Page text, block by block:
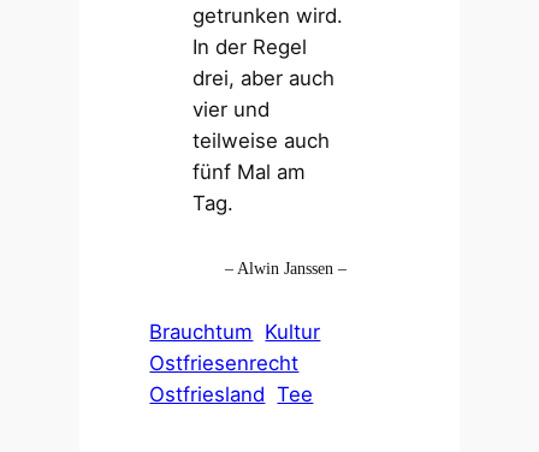
getrunken wird.
In der Regel
drei, aber auch
vier und
teilweise auch
fünf Mal am
Tag.
– Alwin Janssen –
Brauchtum Kultur
Ostfriesenrecht
Ostfriesland Tee